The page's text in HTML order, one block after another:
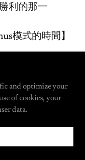
利的那一
模式的時間】
水嗎？」
and optimize your
of cookies, your
data.